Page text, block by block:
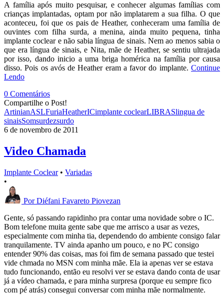
A família após muito pesquisar, e conhecer algumas famílias com
crianças implantadas, optam por não implatarem a sua filha. O que
aconteceu, foi que os pais de Heather, conheceram uma família de
ouvintes com filha surda, a menina, ainda muito pequena, tinha
implante coclear e não sabia língua de sinais. Nem ao menos sabia o
que era língua de sinais, e Nita, mãe de Heather, se sentiu ultrajada
por isso, dando inicio a uma briga homérica na família por causa
disso. Pois os avós de Heather eram a favor do implante. Continue
Lendo
0 Comentários
Compartilhe o Post!
ArtinianASLFuriaHeatherICimplante coclearLIBRASlingua de
sinaisSomsurdezsurdo
6 de novembro de 2011
Video Chamada
Implante Coclear • Variadas
•
Por Diéfani Favareto Piovezan
Gente, só passando rapidinho pra contar uma novidade sobre o IC.
Bom telefone muita gente sabe que me arrisco a usar as vezes,
especialmente com minha tia, dependendo do ambiente consigo falar
tranquilamente. TV ainda apanho um pouco, e no PC consigo
entender 90% das coisas, mas foi fim de semana passado que testei
vide chmada no MSN com minha mãe. Ela ia apenas ver se estava
tudo funcionando, então eu resolvi ver se estava dando conta de usar
já a vídeo chamada, e para minha surpresa (porque eu sempre fico
com pé atrás) consegui conversar com minha mãe normalmente.